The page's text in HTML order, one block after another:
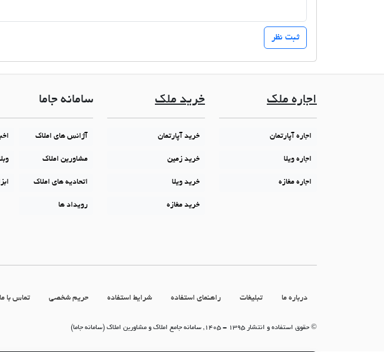
اجاره ملک
اجاره آپارتمان
اجاره ویلا
اجاره مغازه
خرید ملک
خرید آپارتمان
خرید زمین
خرید ویلا
خرید مغازه
سامانه جاما
آژانس های املاک
مشاورین املاک
اتحادیه های املاک
رویداد ها
درباره ما تبلیغات راهنمای استفاده شرایط استفاده حریم شخصی تماس با ما
© حقوق استفاده و انتشار 1395 - 1405, سامانه جامع املاک و مشاورین املاک (سامانه جاما)